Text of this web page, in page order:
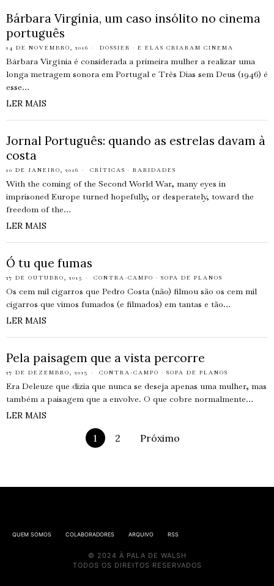
Bárbara Virgínia, um caso insólito no cinema
português
14 DE NOVEMBRO, 2016 DOSSIER · E ELAS CRIARAM CINEMA
Bárbara Virgínia é considerada a primeira mulher a realizar uma
longa metragem sonora em Portugal e Três Dias sem Deus (1946) é
esse…
LER MAIS
Jornal Português: quando as estrelas davam à
costa
10 DE JANEIRO, 2016 CRÍTICAS · RARIDADES
With the coming of the Second World War, many eyes in
imprisoned Europe turned hopefully, or desperately, toward the
freedom of the…
LER MAIS
Ó tu que fumas
27 DE OUTUBRO, 2015 CONTRA-CAMPO · SOPA DE PLANOS
Os cem mil cigarros que Pedro Costa (não) filmou são os cem mil
cigarros que vimos fumados (e filmados) em tantas e tão…
LER MAIS
Pela paisagem que a vista percorre
27 DE DEZEMBRO, 2013 CONTRA-CAMPO · SOPA DE PLANOS
Era Deleuze que dizia que nunca se deseja apenas uma mulher, mas
também a paisagem que a envolve. O que cobre normalmente…
LER MAIS
1 2 Próximo
QUEM SOMOS COLABORADORES ARQUIVO RSS
© 2024 À PALA DE WALSH
TODOS OS DIREITOS RESERVADOS